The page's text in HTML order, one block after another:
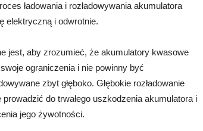
ładowania i rozładowywania akumulatora
elektryczną i odwrotnie.
jest, aby zrozumieć, że akumulatory kwasowe
ograniczenia i nie powinny być
zbyt głęboko. Głębokie rozładowanie
prowadzić do trwałego uszkodzenia akumulatora i
jego żywotności.